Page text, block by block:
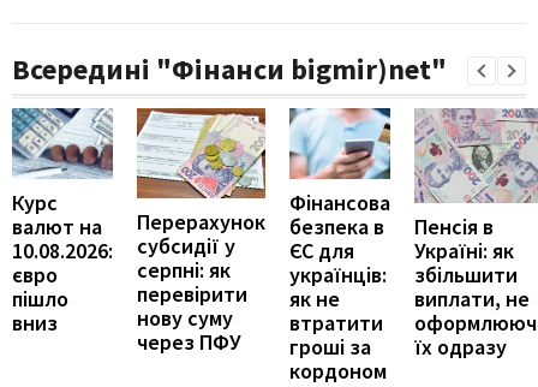
Всередині "Фінанси bigmir)net"
Курс
валют на
10.08.2026:
євро
пішло
вниз
Перерахунок
субсидії у
серпні: як
перевірити
нову суму
через ПФУ
Фінансова
безпека в
ЄС для
українців:
як не
втратити
гроші за
кордоном
Пенсія в
Україні: як
збільшити
виплати, не
їх одразу